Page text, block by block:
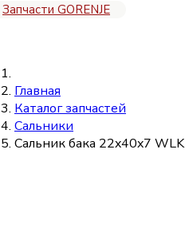
Запчасти GORENJE
Главная
Каталог запчастей
Сальники
Сальник бака 22x40x7 WLK